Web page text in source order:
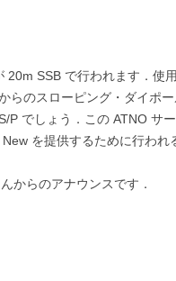
SSB で行われます．使
らのスローピング・ダイポー
P でしょう．この ATNO サ
を提供するために行われ
からのアナウンスです．